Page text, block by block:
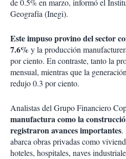
de 0.5% en marzo, informó el
Geografía (Inegi).
Este impuso provino del sector
7.6% y la producción
por ciento. En contraste, tanto la
mensual, mientras que la
redujo 0.3 por ciento.
Analistas del Grupo Financiero
manufactura como la
registraron avances importantes.
abarca obras privadas como
hoteles, hospitales, naves